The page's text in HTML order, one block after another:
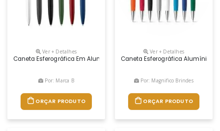
Ver + Detalhes
Caneta Esferográfica Em Alumínio Reciclável Com Escrita Em Azul.
Por: Marca B
ORÇAR PRODUTO
Ver + Detalhes
Caneta Esferográfica Alumínio
Por: Magnifico Brindes
ORÇAR PRODUTO